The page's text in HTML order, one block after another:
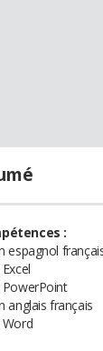
:
espagnol
anglais français